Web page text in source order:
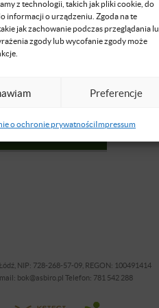
z technologii, takich jak pliki cookie, do
informacji o urządzeniu. Zgoda na te
jak zachowanie podczas przeglądania
zgody lub wycofanie zgody może
Preferencje
o ochronie prywatnościImpressum
do formularza zapisów.
NIP: 728-268-57-09, REGON: 100491414
bok@asbiro.pl Telefon: 781 542 288